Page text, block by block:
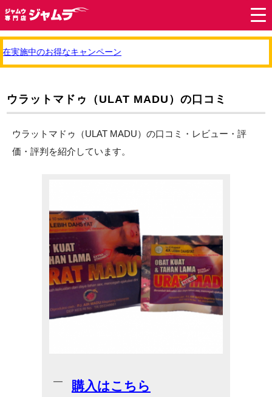
実施中のお得なキャンペーン
ウラットマドゥ（ULAT MADU）の口コミ
ウラットマドゥ（ULAT MADU）の口コミ・レビュー・評
価・評判を紹介しています。
購入はこちら